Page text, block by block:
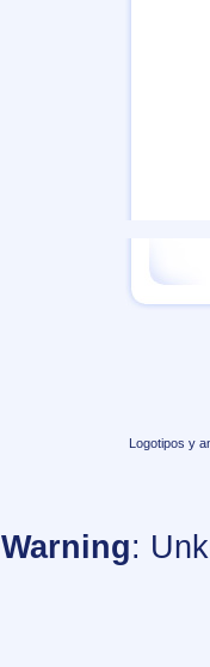
Logotipos y
Warning: